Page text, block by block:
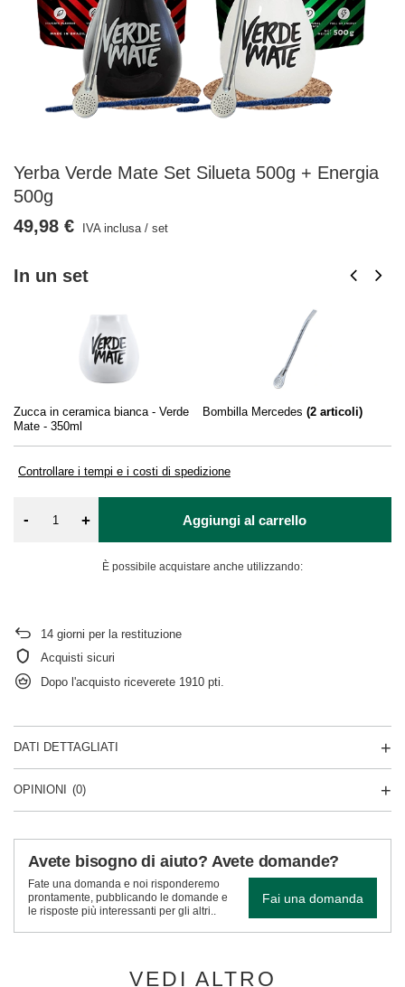
Yerba Verde Mate Set Silueta 500g + Energia
500g
In un set
Zucca in ceramica bianca - Verde
Mate - 350ml
Bombilla Mercedes (2 articoli)
Controllare i tempi e i costi di spedizione
49,98 € IVA inclusa/ set
- + Aggiungi al carrello
È possibile acquistare anche utilizzando:
14 giorni per la restituzione
Acquisti sicuri
Dopo l'acquisto riceverete 1910 pti.
DATI DETTAGLIATI
OPINIONI (0)
Avete bisogno di aiuto? Avete domande?
Fate una domanda e noi risponderemo
prontamente, pubblicando le domande e
le risposte più interessanti per gli altri..
Fai una domanda
VEDI ALTRO